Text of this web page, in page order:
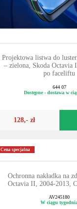
Projektowa listwa do
– zielona, Skoda Octavia
po faceliftu
644 07
Dostępne - dostawa w
128,- zł
Cena specjalna
Ochronna nakładka na
Octavia II, 2004-2013,
AV245180
W ciągu